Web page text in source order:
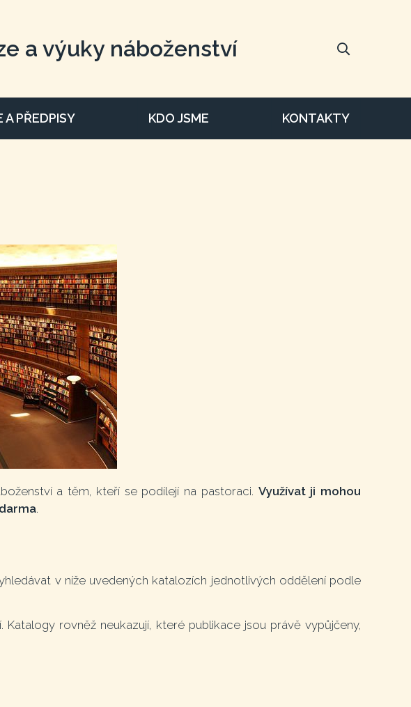
a výuky náboženství
A PŘEDPISY KDO JSME KONTAKTY
a těm, kteří se podílejí na pastoraci. Využívat ji mohou
.
v níže uvedených katalozích jednotlivých oddělení podle
rovněž neukazují, které publikace jsou právě vypůjčeny,